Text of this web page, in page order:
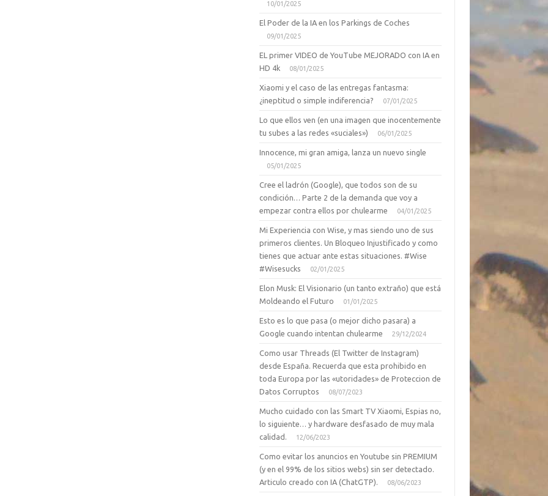
10/01/2025
El Poder de la IA en los Parkings de Coches
09/01/2025
EL primer VIDEO de YouTube MEJORADO con IA en
HD 4k
08/01/2025
Xiaomi y el caso de las entregas fantasma:
¿ineptitud o simple indiferencia?
07/01/2025
Lo que ellos ven (en una imagen que inocentemente
tu subes a las redes «suciales»)
06/01/2025
Innocence, mi gran amiga, lanza un nuevo single
05/01/2025
Cree el ladrón (Google), que todos son de su
condición… Parte 2 de la demanda que voy a
empezar contra ellos por chulearme
04/01/2025
Mi Experiencia con Wise, y mas siendo uno de sus
primeros clientes. Un Bloqueo Injustificado y como
tienes que actuar ante estas situaciones. #Wise
#Wisesucks
02/01/2025
Elon Musk: El Visionario (un tanto extraño) que está
Moldeando el Futuro
01/01/2025
Esto es lo que pasa (o mejor dicho pasara) a
Google cuando intentan chulearme
29/12/2024
Como usar Threads (El Twitter de Instagram)
desde España. Recuerda que esta prohibido en
toda Europa por las «utoridades» de Proteccion de
Datos Corruptos
08/07/2023
Mucho cuidado con las Smart TV Xiaomi, Espias no,
lo siguiente… y hardware desfasado de muy mala
calidad.
12/06/2023
Como evitar los anuncios en Youtube sin PREMIUM
(y en el 99% de los sitios webs) sin ser detectado.
Articulo creado con IA (ChatGTP).
08/06/2023